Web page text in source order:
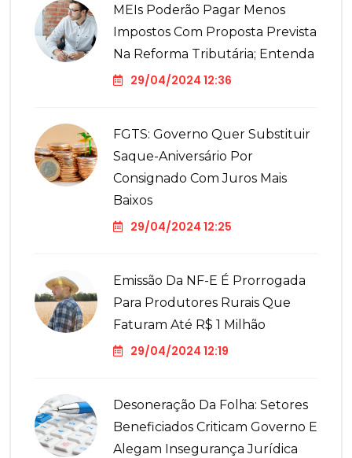
MEIs Poderão Pagar Menos
Impostos Com Proposta Prevista
Na Reforma Tributária; Entenda
29/04/2024 12:36
FGTS: Governo Quer Substituir
Saque-Aniversário Por
Consignado Com Juros Mais
Baixos
29/04/2024 12:25
Emissão Da NF-E É Prorrogada
Para Produtores Rurais Que
Faturam Até R$ 1 Milhão
29/04/2024 12:19
Desoneração Da Folha: Setores
Beneficiados Criticam Governo E
Alegam Insegurança Jurídica